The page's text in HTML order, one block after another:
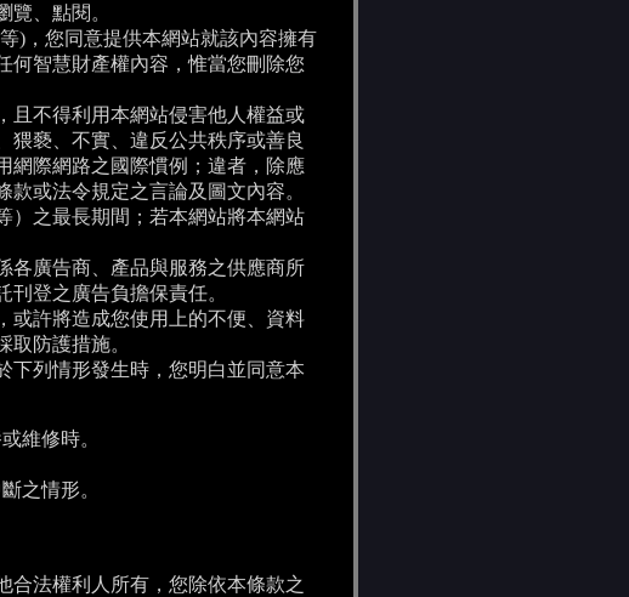
、點閱。
)，您同意提供本網站就該內容擁有
何智慧財產權內容，惟當您刪除您
且不得利用本網站侵害他人權益或
猥褻、不實、違反公共秩序或善良
網際網路之國際慣例；違者，除應
或法令規定之言論及圖文內容。
）之最長期間；若本網站將本網站
各廣告商、產品與服務之供應商所
登之廣告負擔保責任。
或許將造成您使用上的不便、資料
防護措施。
下列情形發生時，您明白並同意本
維修時。
之情形。
合法權利人所有，您除依本條款之